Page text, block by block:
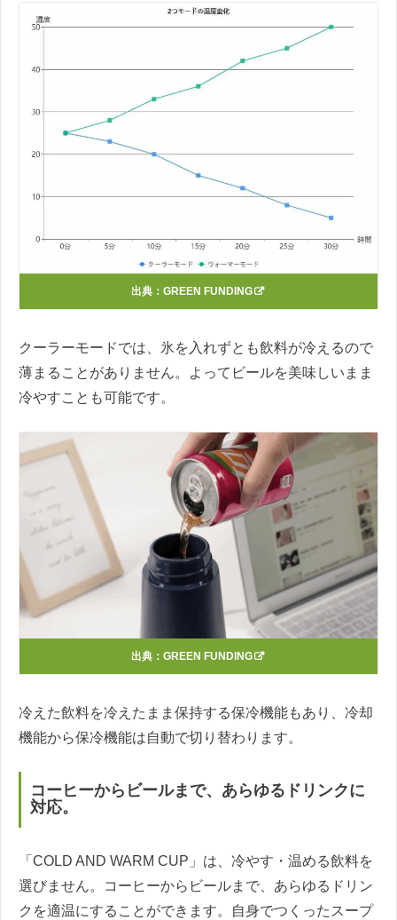
出典： GREEN FUNDING
クーラーモードでは、氷を入れずとも飲料が冷えるので
薄まることがありません。よってビールを美味しいまま
冷やすことも可能です。
出典： GREEN FUNDING
冷えた飲料を冷えたまま保持する保冷機能もあり、冷却
機能から保冷機能は自動で切り替わります。
コーヒーからビールまで、あらゆるドリンクに
対応。
「COLD AND WARM CUP」は、冷やす・温める飲料を
選びません。コーヒーからビールまで、あらゆるドリン
クを適温にすることができます。自身でつくったスープ